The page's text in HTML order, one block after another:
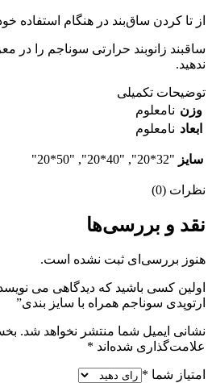
از تا کردن ساق‌بند در هنگام استفاده
ساقبند زانوبند حرارتی سوناجم را در
ندهید.
توضیحات تکمیلی
وزن نامعلوم
ابعاد نامعلوم
سایز "32*20", "40*20", "50*20"
نظرات (0)
نقد و بررسی‌ها
هنوز بررسی‌ای ثبت نشده است.
اولین کسی باشید که دیدگاهی می
ارتوپدی سوناجم همراه با سایز بندی”
نشانی ایمیل شما منتشر نخواهد شد.
علامت‌گذاری شده‌اند *
امتیاز شما *